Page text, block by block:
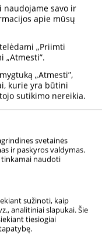
DUJOS
naudojame savo ir
apie mūsų
„Priimti
„Atmesti”.
„Atmesti”,
kurie yra būtini
sutikimo nereikia.
svetainės
ir paskyros valdymas.
tinkamai naudoti
sužinoti, kaip
analitiniai slapukai. Šie
tiesiogiai